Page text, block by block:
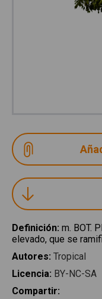
Definición: m. BOT.
elevado, que se
Autores: Tropical
Licencia: BY-NC-SA
Compartir: